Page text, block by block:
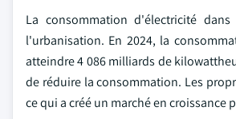
La consommation d'électricité
l'urbanisation. En 2024, la
atteindre 4 086 milliards de
de réduire la consommation. Les
ce qui a créé un marché en